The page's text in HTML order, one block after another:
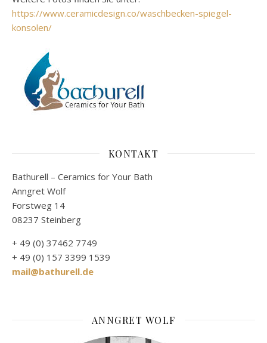
https://www.ceramicdesign.co/waschbecken-spiegel-
konsolen/
KONTAKT
Bathurell – Ceramics for Your Bath
Anngret Wolf
Forstweg 14
08237 Steinberg
+ 49 (0) 37462 7749
+ 49 (0) 157 3399 1539
mail@bathurell.de
ANNGRET WOLF